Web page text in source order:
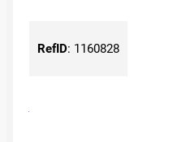
RefID: 1160828